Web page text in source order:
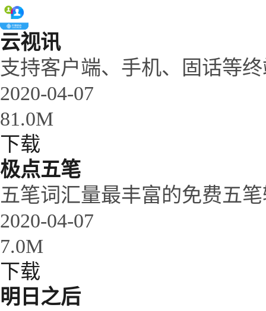
云视讯
支持客户端、手机、固话等
2020-04-07
81.0M
下载
极点五笔
五笔词汇量最丰富的免费五
2020-04-07
7.0M
下载
明日之后